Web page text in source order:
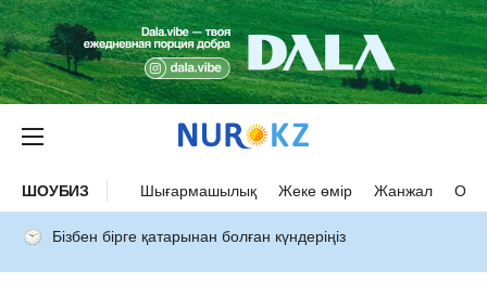
ШОУБИЗ Шығармашылық Жеке өмір Жанжал
Бізбен бірге қатарынан болған күндеріңіз